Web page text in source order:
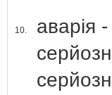
10.
аварія